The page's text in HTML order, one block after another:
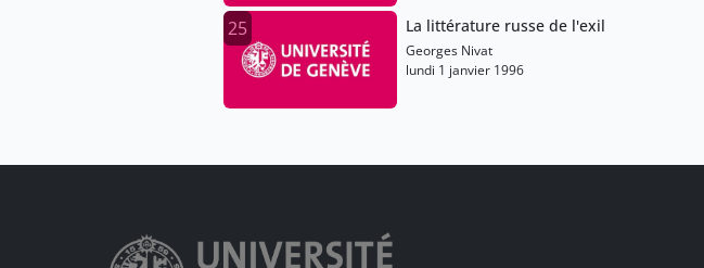
25 La littérature russe de l'exil
Georges Nivat
lundi 1 janvier 1996